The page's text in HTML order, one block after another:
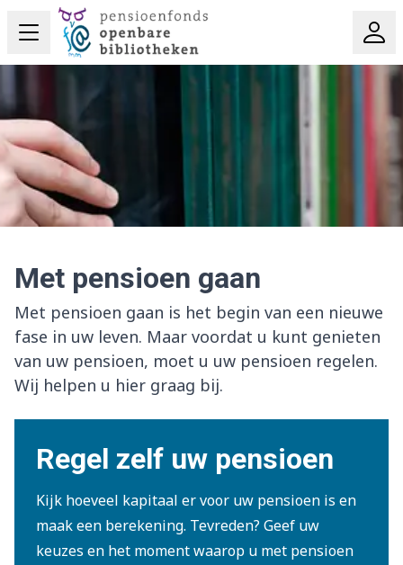
Met pensioen gaan
Met pensioen gaan is het begin van een nieuwe
fase in uw leven. Maar voordat u kunt genieten
van uw pensioen, moet u uw pensioen regelen.
Wij helpen u hier graag bij.
Regel zelf uw pensioen
Kijk hoeveel kapitaal er voor uw pensioen is en
maak een berekening. Tevreden? Geef uw
keuzes en het moment waarop u met pensioen